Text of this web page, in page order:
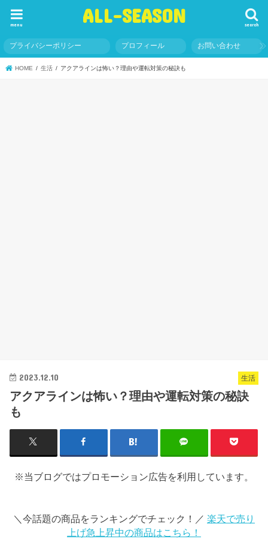
ALL-SEASON search
menu
プライバシーポリシー プロフィール お問い合わせ
HOME 生活 アクアラインは怖い？理由や運転対策の秘訣も
生活
2023.12.10
アクアラインは怖い？理由や運転対策の秘訣
も
※当ブログではプロモーション広告を利用しています。
＼今話題の商品をランキングでチェック！／ 楽天で売り
上げ急上昇中の商品はこちら！